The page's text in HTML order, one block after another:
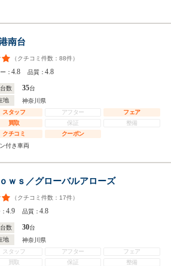
南台
（クチコミ件数： 88件）
：4.8 品質：4.8
数 35台
地
神奈川県
スタッフ
アフター
フェア
買取
保証
整備
クチコミ
クーポン
付き車両
ｗｓ／グローバルアローズ
（クチコミ件数： 17件）
4.9 品質：4.8
数 30台
地
神奈川県
スタッフ
アフター
フェア
買取
保証
整備